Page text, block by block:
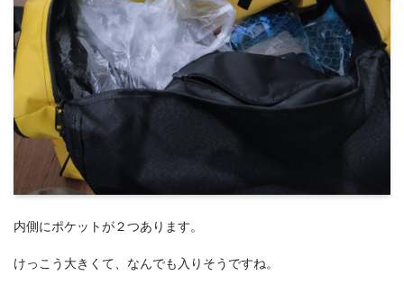
内側にポケットが２つあります。
けっこう大きくて、なんでも入りそうですね。